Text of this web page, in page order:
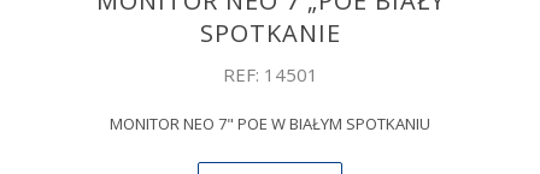
SPOTKANIE
REF: 14501
MONITOR NEO 7" POE W BIAŁYM SPOTKANIU